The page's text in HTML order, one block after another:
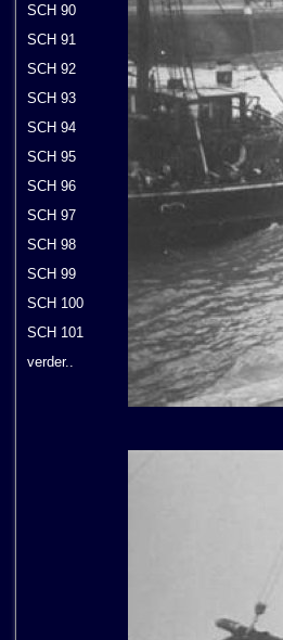
SCH 90
SCH 91
SCH 92
SCH 93
SCH 94
SCH 95
SCH 96
SCH 97
SCH 98
SCH 99
SCH 100
SCH 101
verder..